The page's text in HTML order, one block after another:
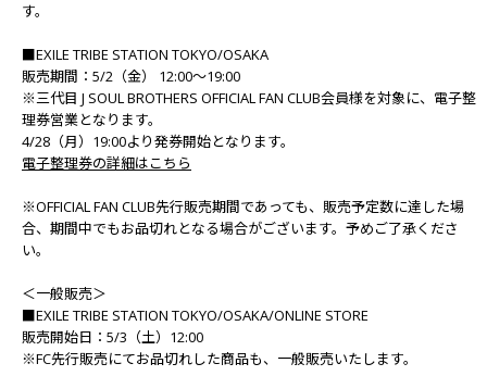
す。
■EXILE TRIBE STATION TOKYO/OSAKA
販売期間：5/2（金） 12:00～19:00
※三代目 J SOUL BROTHERS OFFICIAL FAN CLUB会員様を対象に、電子整
理券営業となります。
4/28（月）19:00より発券開始となります。
電子整理券の詳細はこちら
※OFFICIAL FAN CLUB先行販売期間であっても、販売予定数に達した場
合、期間中でもお品切れとなる場合がございます。予めご了承くださ
い。
＜一般販売＞
■EXILE TRIBE STATION TOKYO/OSAKA/ONLINE STORE
販売開始日：5/3（土）12:00
※FC先行販売にてお品切れした商品も、一般販売いたします。